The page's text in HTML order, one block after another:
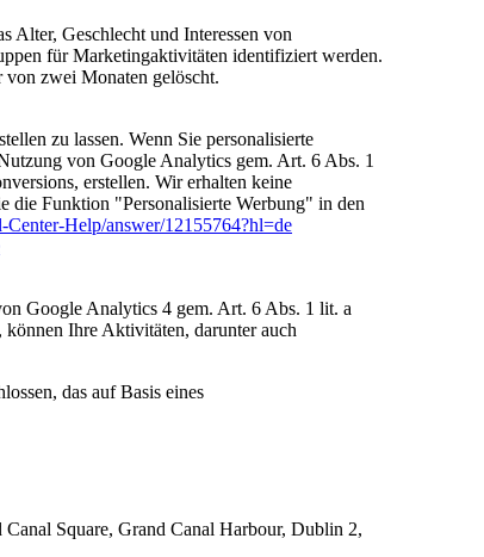
Alter, Geschlecht und Interessen von
für Marketingaktivitäten identifiziert werden.
von zwei Monaten gelöscht.
zu lassen. Wenn Sie personalisierte
von Google Analytics gem. Art. 6 Abs. 1
erstellen. Wir erhalten keine
die Funktion "Personalisierte Werbung" in den
Center-Help/answer/12155764?hl=de
Google Analytics 4 gem. Art. 6 Abs. 1 lit. a
Ihre Aktivitäten, darunter auch
das auf Basis eines
Square, Grand Canal Harbour, Dublin 2,